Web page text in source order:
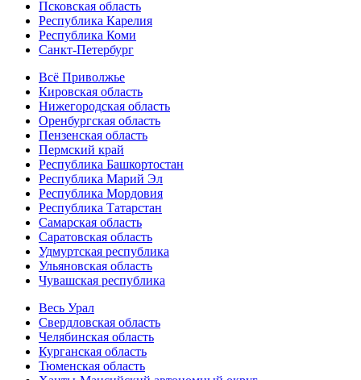
Псковская область
Республика Карелия
Республика Коми
Санкт-Петербург
Всё Приволжье
Кировская область
Нижегородская область
Оренбургская область
Пензенская область
Пермский край
Республика Башкортостан
Республика Марий Эл
Республика Мордовия
Республика Татарстан
Самарская область
Саратовская область
Удмуртская республика
Ульяновская область
Чувашская республика
Весь Урал
Свердловская область
Челябинская область
Курганская область
Тюменская область